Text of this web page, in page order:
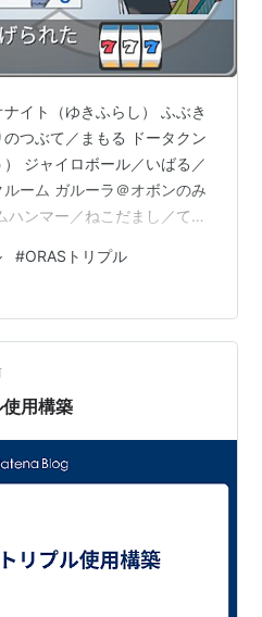
イト（ゆきふらし） ふぶき
つぶて／まもる ドータクン
ジャイロボール／いばる／
ーム ガルーラ＠オボンのみ
ハンマー／ねこだまし／てだ
なだれ／おいかぜ ウインデ
く） フレアドライブ／イン
しんそく アギルダー＠きあ
のちがけ／フェイント／アン
んくしょん！
#ORASトリプル
用構築